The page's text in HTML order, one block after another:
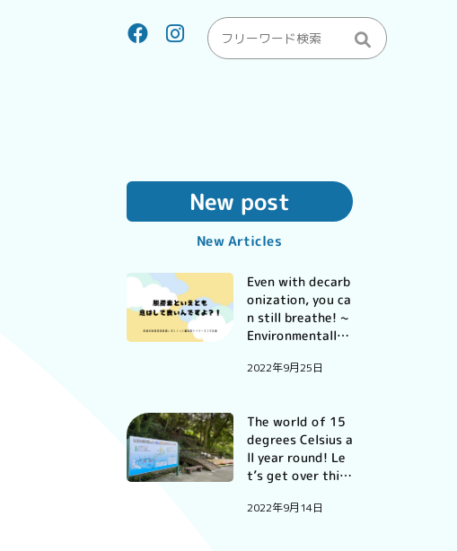
New post
New Articles
Even with decarb
onization, you ca
n still breathe! ~
Environmentally
rinking ~.
2022年9月25日
The world of 15
degrees Celsius a
ll year round! Le
t’s get over this
ummer heat at N
2022年9月14日